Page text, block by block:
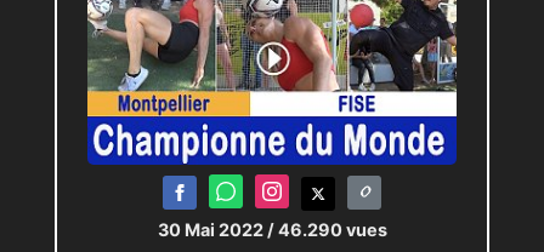
30 Mai 2022 / 46.290 vues